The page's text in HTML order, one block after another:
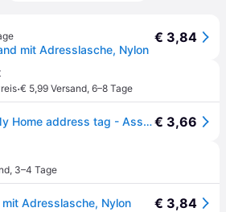
mit Adresslasche, Nylon
€ 3,84
·€ 5,99 Versand, 6–8 Tage
Trixie Cat collar with My Home address tag - Assorted€ 3,66
, 3–4 Tage
Adresslasche, Nylon € 3,84